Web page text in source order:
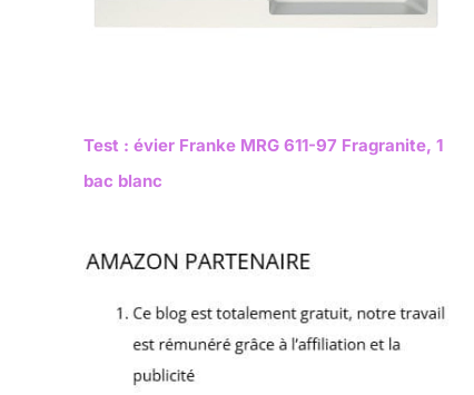
Test : évier Franke MRG 611-97 Fragranite, 1
bac blanc